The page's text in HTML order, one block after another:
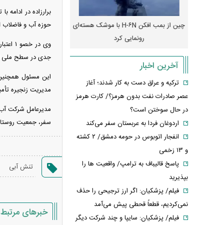
حوزه آب و
وی
جدی در سطح
مدیریت زنجیره
مدیرعامل شرکت
سفر، جمعیت
تنش آبی
خبرهای مرتبط
چین از بمب افکن H-۶N با موشک هسته‌ای
رونمایی کرد
پهپاد رهگیر یا موشک
آخرین اخبار
ترکیه و عراق دست به کار شدند؛ آغاز
عصر صادرات نفت بدون هرمز؟/ کارت هرمز
در حال سوختن است؟
اردوغان فردا به عربستان سفر می‌کند
انفجار اتوبوس در حومه دمشق/ ۲ کشته
و ۱۳ زخمی
پاسخ قالیباف به ترامپ/ واقعیت ها را
بپذیرید
فیلم/ پزشکیان: اگر ارز ترجیحی را حذف
نمی‌کردیم، قطعاً قحطی پیش می‌آمد
فیلم/ پزشکیان: سایپا و چند شرکت دیگر